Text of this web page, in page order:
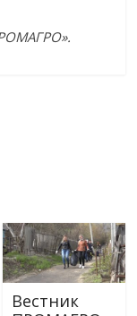
».
Вестник